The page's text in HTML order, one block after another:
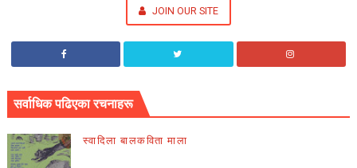
JOIN OUR SITE
सर्वाधिक पढिएका रचनाहरू
स्वादिला बालकविता माला